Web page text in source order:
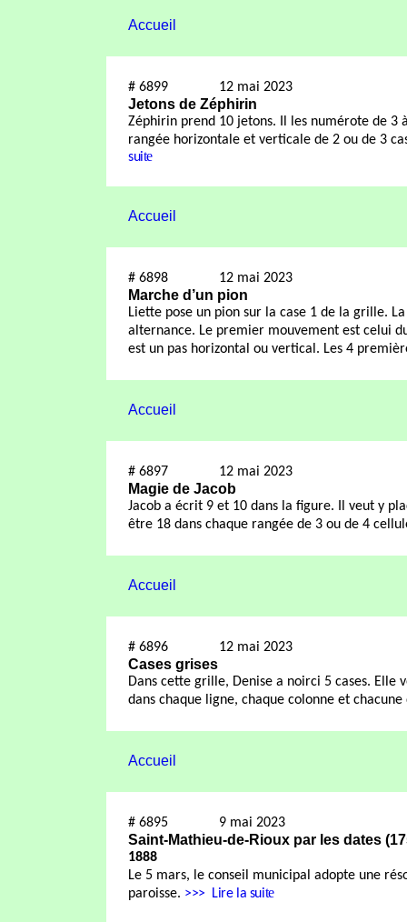
Accueil
# 6899 12 mai 2023
Jetons de Zéphirin
Zéphirin prend 10 jetons. Il les numérote de 3
rangée horizontale et verticale de 2 ou de 3
suite
Accueil
# 6898 12 mai 2023
Marche d’un pion
Liette pose un pion sur la case 1 de la grille.
alternance. Le premier mouvement est celui
est un pas horizontal ou vertical. Les 4
Accueil
# 6897 12 mai 2023
Magie de Jacob
Jacob a écrit 9 et 10 dans la figure. Il veut y
être 18 dans chaque rangée de 3 ou de 4
Accueil
# 6896 12 mai 2023
Cases grises
Dans cette grille, Denise a noirci 5 cases. Elle
dans chaque ligne, chaque colonne et
Accueil
# 6895 9 mai 2023
Saint-Mathieu-de-Rioux par les dates
1888
Le 5 mars, le conseil municipal adopte une
paroisse. >>> Lire la suite